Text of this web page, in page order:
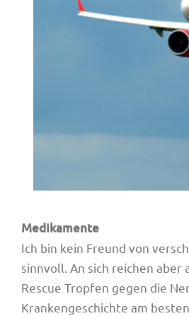
Medikamente
Ich bin kein Freund von
sinnvoll. An sich reichen
Rescue Tropfen gegen die
Krankengeschichte am besten.